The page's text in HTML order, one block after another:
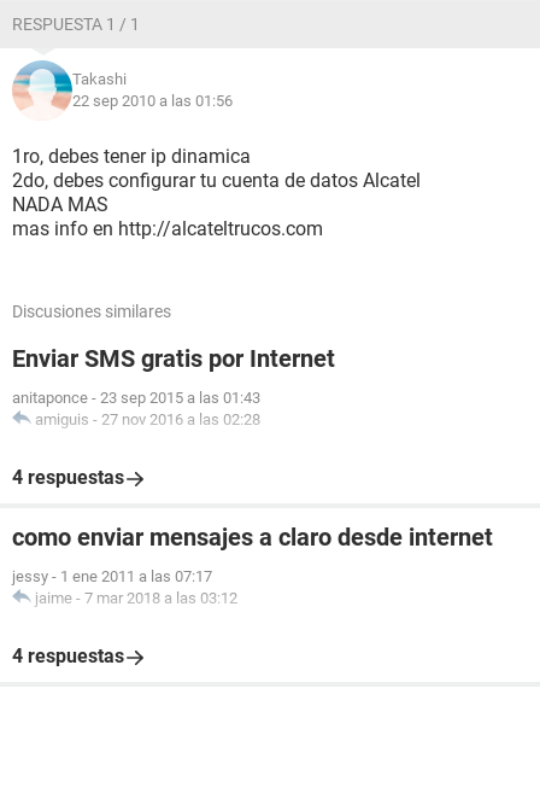
RESPUESTA 1 / 1
Takashi
22 sep 2010 a las 01:56
1ro, debes tener ip dinamica
2do, debes configurar tu cuenta de datos Alcatel
NADA MAS
mas info en http://alcateltrucos.com
Discusiones similares
Enviar SMS gratis por Internet
anitaponce - 23 sep 2015 a las 01:43
amiguis - 27 nov 2016 a las 02:28
4 respuestas
como enviar mensajes a claro desde internet
jessy - 1 ene 2011 a las 07:17
jaime - 7 mar 2018 a las 03:12
4 respuestas